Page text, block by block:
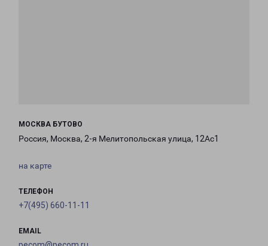
МОСКВА БУТОВО
Россия, Москва, 2-я Мелитопольская улица, 12Ас1
на карте
ТЕЛЕФОН
+7(495) 660-11-11
EMAIL